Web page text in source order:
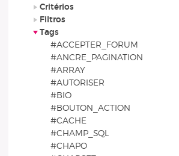
Critérios
Filtros
Tags
#ACCEPTER_FORUM
#ANCRE_PAGINATION
#ARRAY
#AUTORISER
#BIO
#BOUTON_ACTION
#CACHE
#CHAMP_SQL
#CHAPO